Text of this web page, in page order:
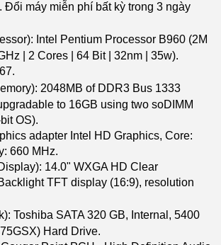
Đổi máy miễn phí bất kỳ trong 3 ngày
Intel Pentium Processor B960 (2M
| 2 Cores | 64 Bit | 32nm | 35w).
2048MB of DDR3 Bus 1333
to 16GB using two soDIMM
OS).
adapter Intel HD Graphics, Core:
660 MHz.
14.0" WXGA HD Clear
TFT display (16:9), resolution
Toshiba SATA 320 GB, Internal, 5400
Hard Drive.